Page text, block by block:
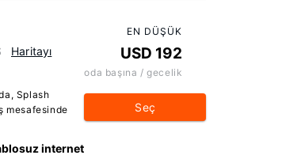
Haritayı
Splash
mesafesinde
internet
EN DÜŞÜK
USD 192
oda başına / gecelik
Seç